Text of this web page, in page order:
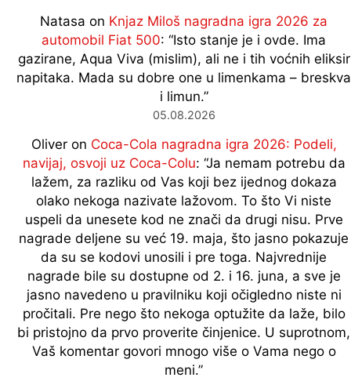
Natasa on Knjaz Miloš nagradna igra 2026 za
automobil Fiat 500: “Isto stanje je i ovde. Ima
gazirane, Aqua Viva (mislim), ali ne i tih voćnih eliksir
napitaka. Mada su dobre one u limenkama – breskva
i limun.”
05.08.2026
Oliveron Coca-Cola nagradna igra 2026: Podeli,
navijaj, osvoji uz Coca-Colu: “Ja nemam potrebu da
lažem, za razliku od Vas koji bez ijednog dokaza
olako nekoga nazivate lažovom. To što Vi niste
uspeli da unesete kod ne znači da drugi nisu. Prve
nagrade deljene su već 19. maja, što jasno pokazuje
da su se kodovi unosili i pre toga. Najvrednije
nagrade bile su dostupne od 2. i 16. juna, a sve je
jasno navedeno u pravilniku koji očigledno niste ni
pročitali. Pre nego što nekoga optužite da laže, bilo
bi pristojno da prvo proverite činjenice. U suprotnom,
Vaš komentar govori mnogo više o Vama nego o
meni.”